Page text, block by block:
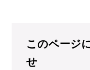
このページ
せ